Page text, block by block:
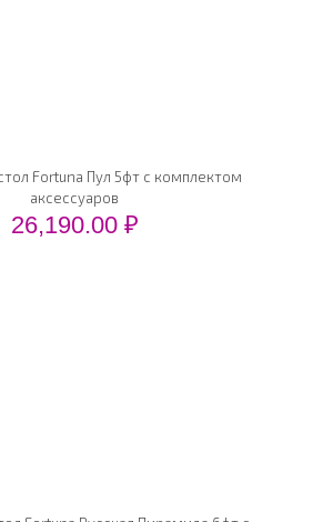
Fortuna Пул 5фт с комплектом
аксессуаров
26,190.00 ₽